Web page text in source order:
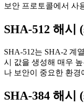
보안 프로토콜에서 사
SHA-512 해시
SHA-512는 SHA-2 계
시 값을 생성해 매우
나 보안이 중요한 환
SHA-384 해시